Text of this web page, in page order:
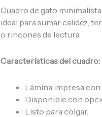
Cuadro de gato
ideal para sumar calidez,
o rincones de lectura.
Características del cuadro:
Lámina impresa
Disponible con
Listo para colgar.